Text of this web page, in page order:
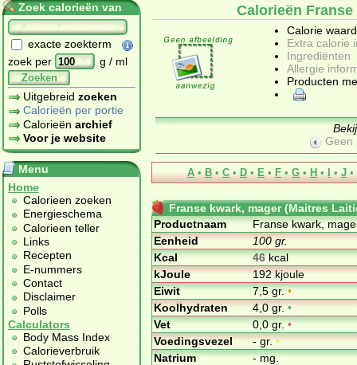
Zoek calorieën van
exacte zoekterm
zoek per
g / ml
Zoeken
Uitgebreid zoeken
Calorieën per portie
Calorieën archief
Voor je website
Menu
Home
Calorieen zoeken
Energieschema
Calorieen teller
Links
Recepten
E-nummers
Contact
Disclaimer
Polls
Calculators
Body Mass Index
Calorieverbruik
Calorieën
Calorie
Extra calorie
Ingrediënten
Allergie
Producten
Geen
A • B • C • D • E • F • G • H • I • J •
Franse kwark, mager (Maitres
Productnaam
Franse kwark,
Eenheid
100 gr.
Kcal
46kcal
kJoule
192 kjoule
Eiwit
7,5 gr.•
Koolhydraten
4,0 gr.•
Vet
0,0 gr.•
Voedingsvezel
- gr.•
Natrium
- mg.